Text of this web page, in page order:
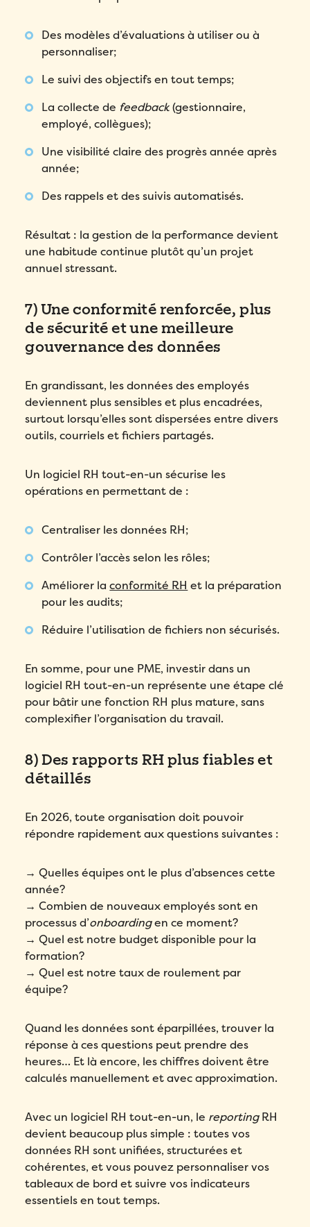
Des modèles d’évaluations à utiliser ou à
personnaliser;
Le suivi des objectifs en tout temps;
La collecte de feedback(gestionnaire,
employé, collègues);
Une visibilité claire des progrès année après
année;
Des rappels et des suivis automatisés.
Résultat : la gestion de la performance devient
une habitude continue plutôt qu’un projet
annuel stressant.
7) Une conformité renforcée, plus
de sécurité et une meilleure
gouvernance des données
En grandissant, les données des employés
deviennent plus sensibles et plus encadrées,
surtout lorsqu’elles sont dispersées entre divers
outils, courriels et fichiers partagés.
Un logiciel RH tout-en-un sécurise les
opérations en permettant de :
Centraliser les données RH;
Contrôler l’accès selon les rôles;
Améliorer laconformité RH et la préparation
pour les audits;
Réduire l’utilisation de fichiers non sécurisés.
En somme, pour une PME, investir dans un
logiciel RH tout-en-un représente une étape clé
pour bâtir une fonction RH plus mature, sans
complexifier l’organisation du travail.
8) Des rapports RH plus fiables et
détaillés
En 2026, toute organisation doit pouvoir
répondre rapidement aux questions suivantes :
→ Quelles équipes ont le plus d’absences cette
année?
→ Combien de nouveaux employés sont en
processus d’onboardingen ce moment?
→ Quel est notre budget disponible pour la
formation?
→ Quel est notre taux de roulement par
équipe?
Quand les données sont éparpillées, trouver la
réponse à ces questions peut prendre des
heures… Et là encore, les chiffres doivent être
calculés manuellement et avec approximation.
Avec un logiciel RH tout-en-un, le reportingRH
devient beaucoup plus simple : toutes vos
données RH sont unifiées, structurées et
cohérentes, et vous pouvez personnaliser vos
tableaux de bord et suivre vos indicateurs
essentiels en tout temps.
égal à0.
Message *
Comment avez-vous entendu parler de Folks? *
J’accepte laPolitique de
Veuillez saisir un nombre supérieur ou
égal à
J’accepte laPolitique de
confidentialitéde Folks.
Pays *
Veuillez saisir un nombre supérieur ou
confidentialité
de Folks.
Envoyer